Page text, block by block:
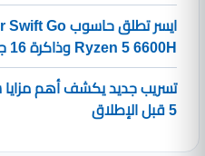
Ryzen 5 6600H وذاكرة 16 جيجابايت
5 قبل الإطلاق